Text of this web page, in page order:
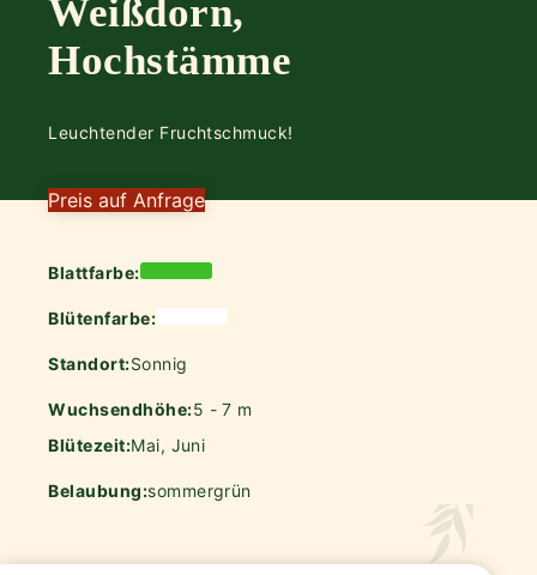
Weißdorn,
Hochstämme
Leuchtender Fruchtschmuck!
Preis auf Anfrage
Blattfarbe:
Blütenfarbe:
Standort:Sonnig
Wuchsendhöhe:5 - 7 m
Blütezeit:Mai, Juni
Belaubung:sommergrün